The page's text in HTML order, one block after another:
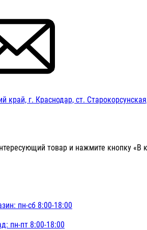
край, г. Краснодар, ст.
товар и нажмите кнопку «В
пн-сб 8:00-18:00
пн-пт 8:00-18:00